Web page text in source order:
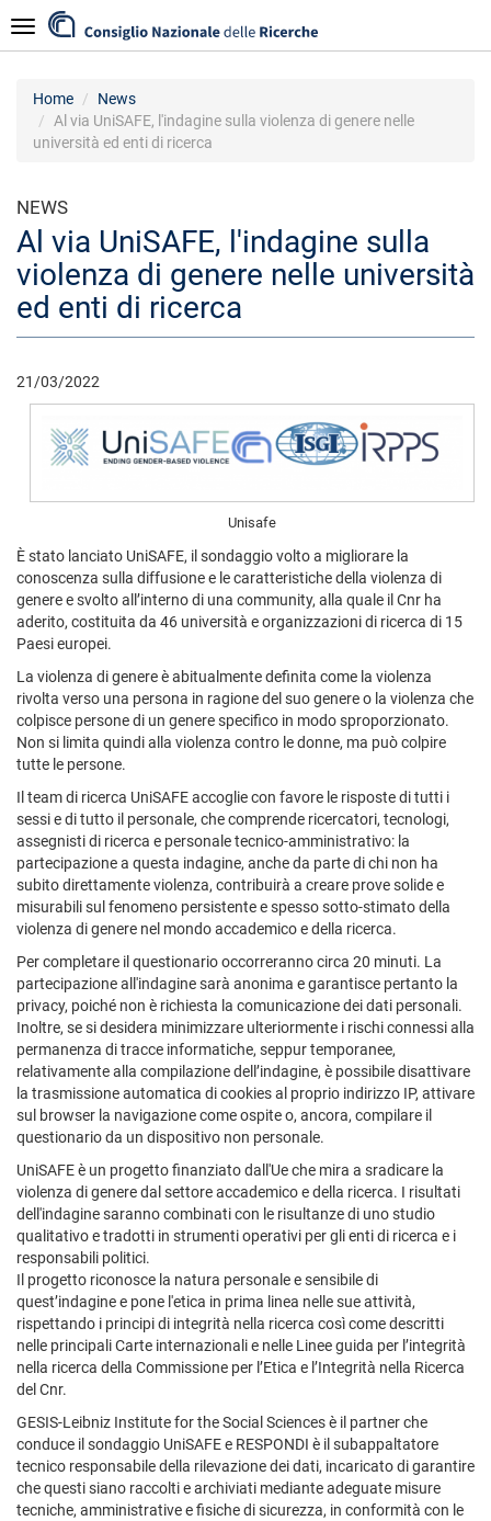
to
main
Navigazione
Home
News
Al via UniSAFE, l'indagine sulla violenza di genere nelle
università ed enti di ricerca
NEWS
Al via UniSAFE, l'indagine sulla
violenza di genere nelle università
ed enti di ricerca
21/03/2022
Unisafe
È stato lanciato UniSAFE, il sondaggio volto a migliorare la
conoscenza sulla diffusione e le caratteristiche della violenza di
genere e svolto all’interno di una community, alla quale il Cnr ha
aderito, costituita da 46 università e organizzazioni di ricerca di 15
Paesi europei.
La violenza di genere è abitualmente definita come la violenza
rivolta verso una persona in ragione del suo genere o la violenza che
colpisce persone di un genere specifico in modo sproporzionato.
Non si limita quindi alla violenza contro le donne, ma può colpire
tutte le persone.
Il team di ricerca UniSAFE accoglie con favore le risposte di tutti i
sessi e di tutto il personale, che comprende ricercatori, tecnologi,
assegnisti di ricerca e personale tecnico-amministrativo: la
partecipazione a questa indagine, anche da parte di chi non ha
subito direttamente violenza, contribuirà a creare prove solide e
misurabili sul fenomeno persistente e spesso sotto-stimato della
violenza di genere nel mondo accademico e della ricerca.
Per completare il questionario occorreranno circa 20 minuti. La
partecipazione all'indagine sarà anonima e garantisce pertanto la
privacy, poiché non è richiesta la comunicazione dei dati personali.
Inoltre, se si desidera minimizzare ulteriormente i rischi connessi alla
permanenza di tracce informatiche, seppur temporanee,
relativamente alla compilazione dell’indagine, è possibile disattivare
la trasmissione automatica di cookies al proprio indirizzo IP, attivare
sul browser la navigazione come ospite o, ancora, compilare il
questionario da un dispositivo non personale.
UniSAFE è un progetto finanziato dall'Ue che mira a sradicare la
violenza di genere dal settore accademico e della ricerca. I risultati
dell'indagine saranno combinati con le risultanze di uno studio
qualitativo e tradotti in strumenti operativi per gli enti di ricerca e i
responsabili politici.
Il progetto riconosce la natura personale e sensibile di
quest’indagine e pone l'etica in prima linea nelle sue attività,
rispettando i principi di integrità nella ricerca così come descritti
nelle principali Carte internazionali e nelle Linee guida per l’integrità
nella ricerca della Commissione per l’Etica e l’Integrità nella Ricerca
del Cnr.
GESIS-Leibniz Institute for the Social Sciences è il partner che
conduce il sondaggio UniSAFE e RESPONDI è il subappaltatore
tecnico responsabile della rilevazione dei dati, incaricato di garantire
che questi siano raccolti e archiviati mediante adeguate misure
tecniche, amministrative e fisiche di sicurezza, in conformità con le